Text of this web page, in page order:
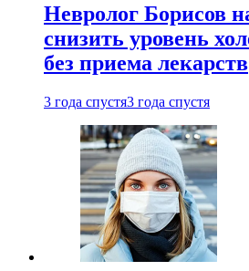
Невролог Борисов
снизить уровень
без приема лекарств
3 года спустя3 года спустя